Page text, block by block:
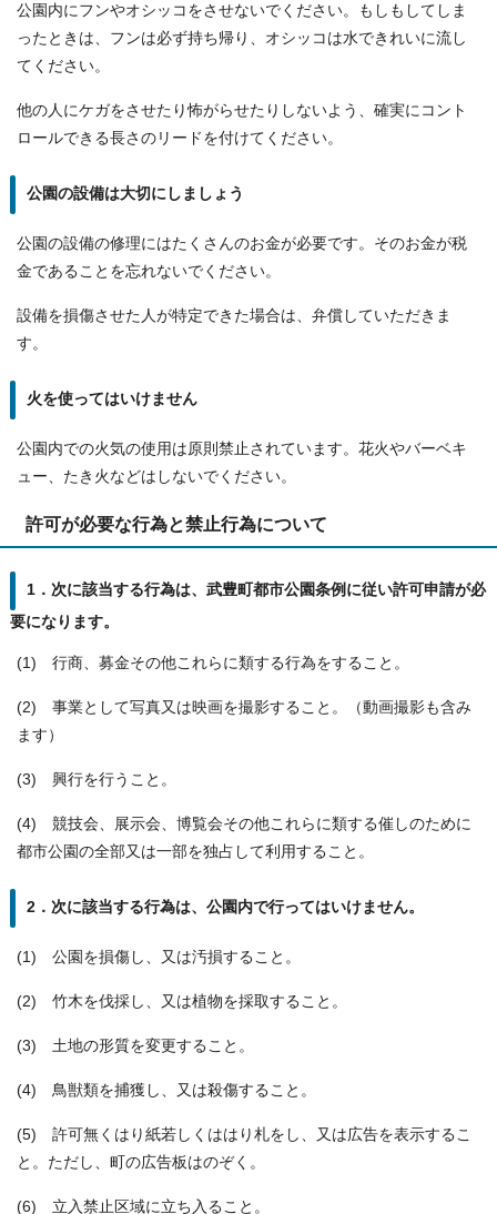
公園内にフンやオシッコをさせないでください。もしもしてしま
ったときは、フンは必ず持ち帰り、オシッコは水できれいに流し
てください。
他の人にケガをさせたり怖がらせたりしないよう、確実にコント
ロールできる長さのリードを付けてください。
公園の設備は大切にしましょう
公園の設備の修理にはたくさんのお金が必要です。そのお金が税
金であることを忘れないでください。
設備を損傷させた人が特定できた場合は、弁償していただきま
す。
火を使ってはいけません
公園内での火気の使用は原則禁止されています。花火やバーベキ
ュー、たき火などはしないでください。
許可が必要な行為と禁止行為について
1．次に該当する行為は、武豊町都市公園条例に従い許可申請が必
要になります。
(1) 行商、募金その他これらに類する行為をすること。
(2) 事業として写真又は映画を撮影すること。（動画撮影も含み
ます）
(3) 興行を行うこと。
(4) 競技会、展示会、博覧会その他これらに類する催しのために
都市公園の全部又は一部を独占して利用すること。
2．次に該当する行為は、公園内で行ってはいけません。
(1) 公園を損傷し、又は汚損すること。
(2) 竹木を伐採し、又は植物を採取すること。
(3) 土地の形質を変更すること。
(4) 鳥獣類を捕獲し、又は殺傷すること。
(5) 許可無くはり紙若しくははり札をし、又は広告を表示するこ
と。ただし、町の広告板はのぞく。
(6) 立入禁止区域に立ち入ること。